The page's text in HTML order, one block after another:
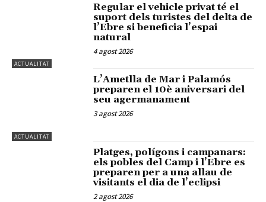
ACTUALITAT
Regular el vehicle privat té el
suport dels turistes del delta de
l’Ebre si beneficia l’espai
natural
4 agost 2026
ACTUALITAT
L’Ametlla de Mar i Palamós
preparen el 10è aniversari del
seu agermanament
3 agost 2026
Platges, polígons i campanars:
els pobles del Camp i l’Ebre es
preparen per a una allau de
visitants el dia de l’eclipsi
2 agost 2026